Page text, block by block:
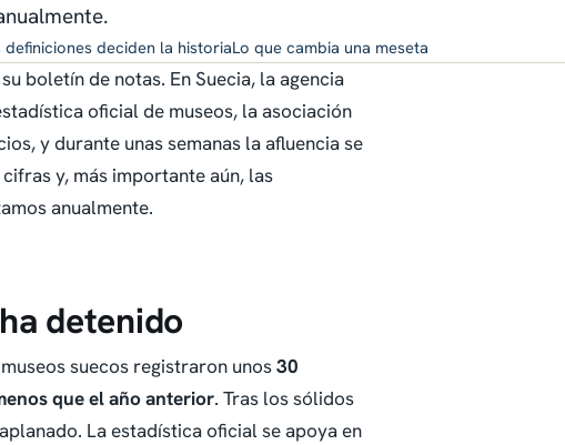
definiciones deciden la historiaLo que cambia una meseta
boletín de notas. En Suecia, la agencia
oficial de museos, la asociación
y durante unas semanas la afluencia se
y, más importante aún, las
anualmente.
detenido
suecos registraron unos30
que el año anterior. Tras los sólidos
La estadística oficial se apoya en